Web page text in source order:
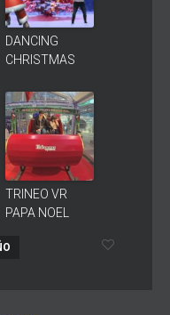
DANCING
CHRISTMAS
TRINEO VR
PAPA NOEL